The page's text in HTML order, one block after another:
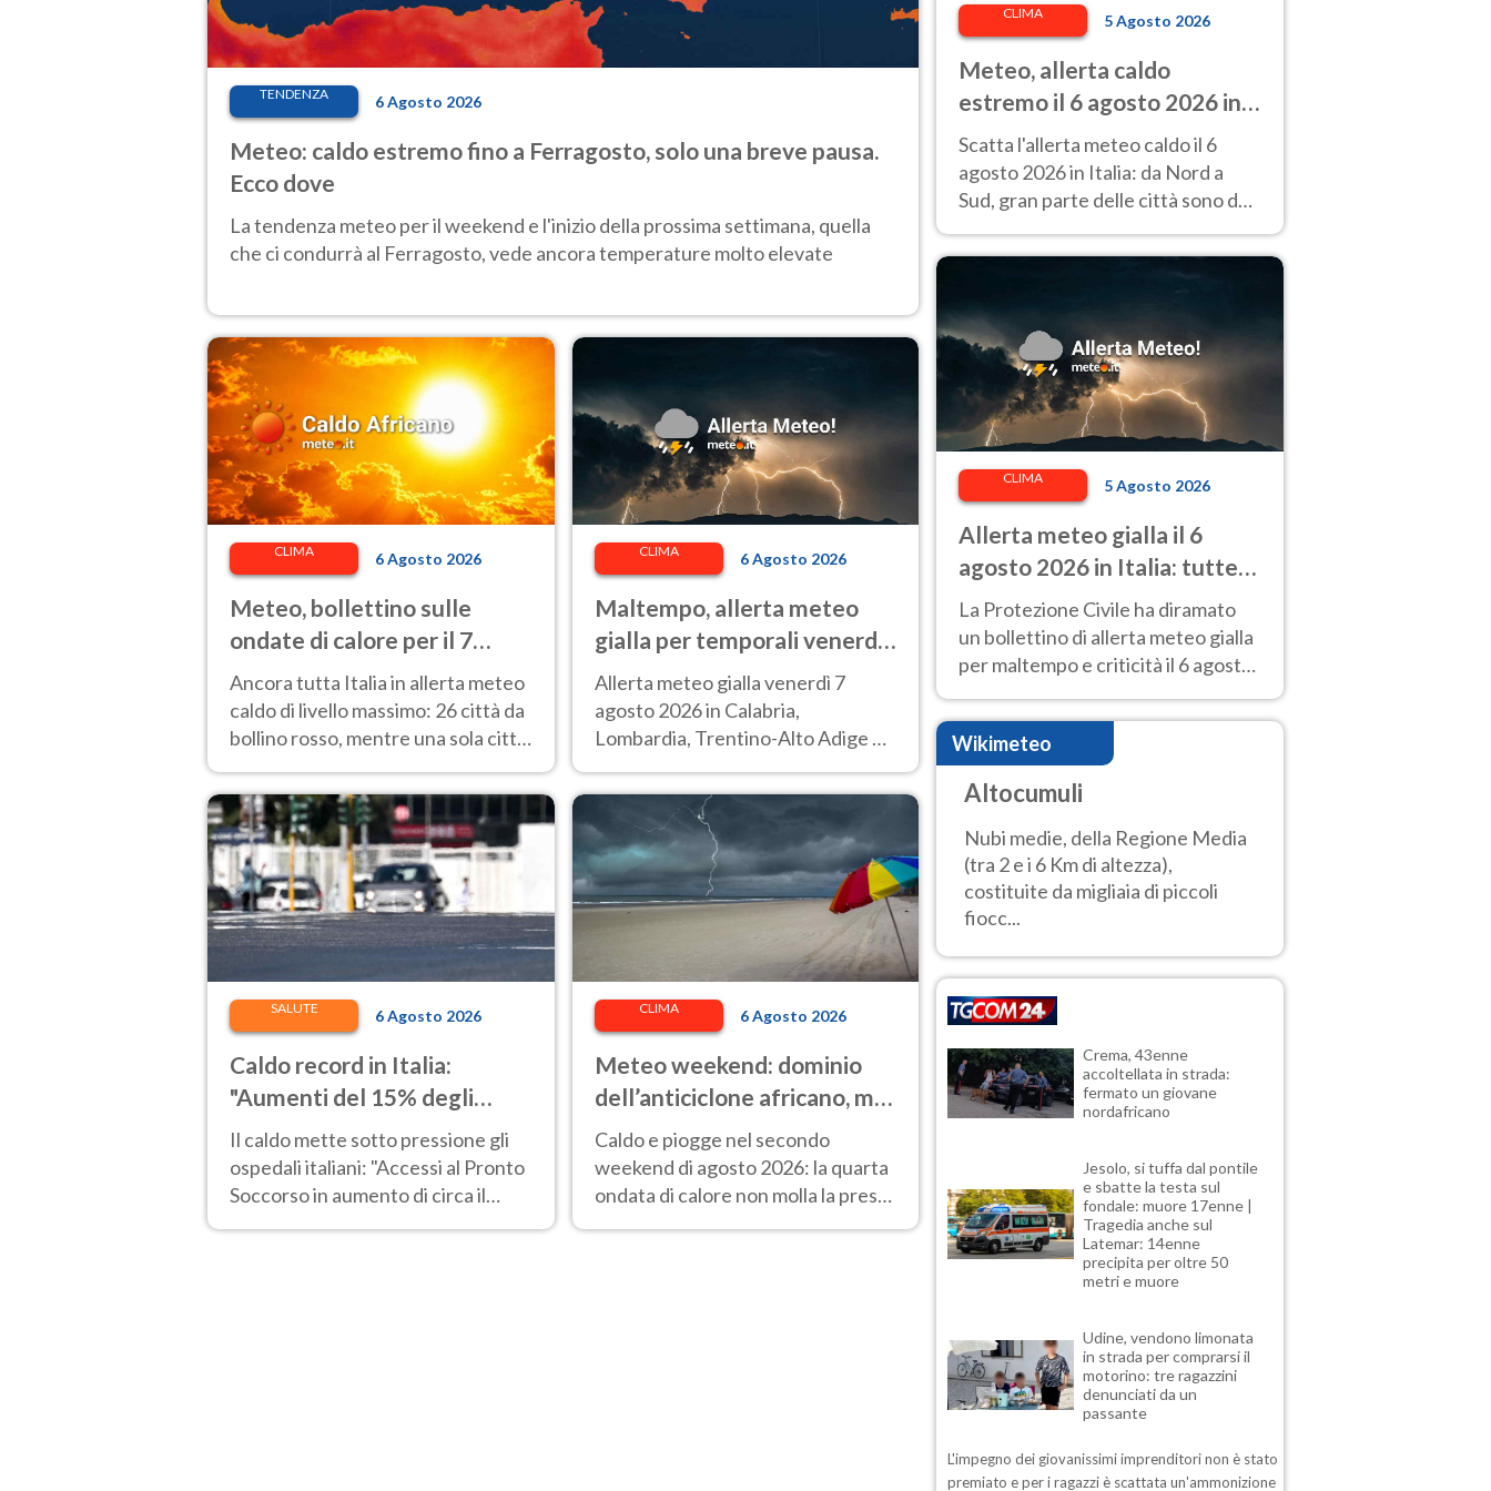
TENDENZA 6 Agosto 2026
Meteo: caldo estremo fino a Ferragosto, solo una breve pausa.
Ecco dove
La tendenza meteo per il weekend e l'inizio della prossima settimana, quella
che ci condurrà al Ferragosto, vede ancora temperature molto elevate
CLIMA 6 Agosto 2026
Meteo, bollettino sulle
ondate di calore per il 7
agosto 2026: 26 città da
bollino rosso in Italia
Ancora tutta Italia in allerta meteo
caldo di livello massimo: 26 città da
bollino rosso, mentre una sola città
passa al bollino giallo.
CLIMA 6 Agosto 2026
Maltempo, allerta meteo
gialla per temporali venerdì
7 agosto: le regioni colpite
Allerta meteo gialla venerdì 7
agosto 2026 in Calabria,
Lombardia, Trentino-Alto Adige e
Veneto.
SALUTE 6 Agosto 2026
Caldo record in Italia:
"Aumenti del 15% degli
accessi al Pronto Soccorso"
Il caldo mette sotto pressione gli
ospedali italiani: "Accessi al Pronto
Soccorso in aumento di circa il
15%". Malati cronici più esposti.
CLIMA 6 Agosto 2026
Meteo weekend: dominio
dell’anticiclone africano, ma
attenzione ai temporali
intensi. Le previsioni
Caldo e piogge nel secondo
weekend di agosto 2026: la quarta
ondata di calore non molla la presa,
ma arrivano i primi temporali di
CLIMA 5 Agosto 2026
Meteo, allerta caldo
estremo il 6 agosto 2026 in
27 città: Italia da bollino
rosso
Scatta l'allerta meteo caldo il 6
agosto 2026 in Italia: da Nord a
Sud, gran parte delle città sono da
CLIMA 5 Agosto 2026
Allerta meteo gialla il 6
agosto 2026 in Italia: tutte
le regioni a rischio
La Protezione Civile ha diramato
un bollettino di allerta meteo gialla
per maltempo e criticità il 6 agosto
Wikimeteo
Altocumuli
Nubi medie, della Regione Media
(tra 2 e i 6 Km di altezza),
costituite da migliaia di piccoli
fiocc...
Crema, 43enne
accoltellata in strada:
fermato un giovane
nordafricano
Jesolo, si tuffa dal pontile
e sbatte la testa sul
fondale: muore 17enne |
Tragedia anche sul
Latemar: 14enne
precipita per oltre 50
metri e muore
Udine, vendono limonata
in strada per comprarsi il
motorino: tre ragazzini
denunciati da un
passante
L'impegno dei giovanissimi imprenditori non è stato
premiato e per i ragazzi è scattata un'ammonizione